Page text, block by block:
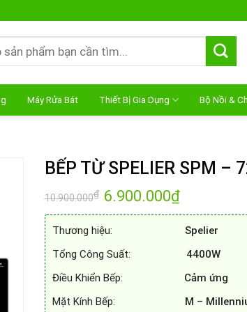
Máy Rửa Bát Thiết Bị Gia Dụng Bộ Nồi &
BẾP TỪ SPELIER SPM –
10.900.000₫ Giá
gốc
là:
6.900.000₫Giá
hiện
tại
6.900.000₫.
Thương hiệu: Spelier
Tổng Công Suất:
4400W
Điều Khiển Bếp: Cảm ứng
Mặt Kính Bếp: M –